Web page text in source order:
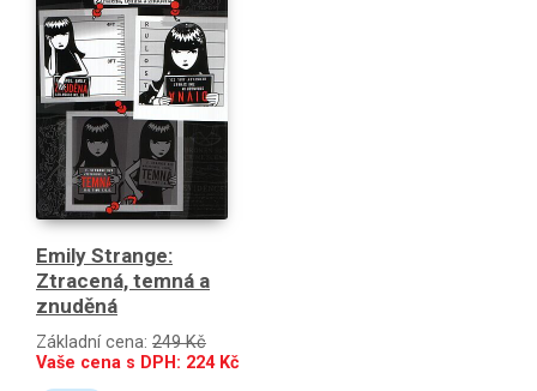
Emily Strange:
Ztracená, temná a
znuděná
Základní cena: 249 Kč
Vaše cena s DPH: 224Kč